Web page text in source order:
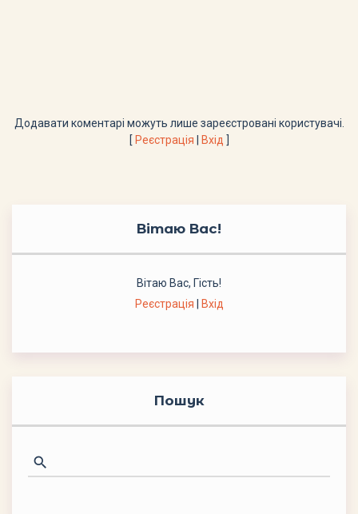
Додавати коментарі можуть лише зареєстровані користувачі.
[ Реєстрація Вхід
Вітаю Вас!
Вітаю Вас, Гість!
Реєстрація
Вхід
Пошук